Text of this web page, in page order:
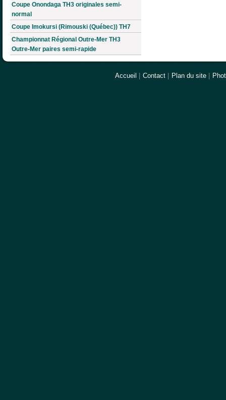
Coupe Onondaga TH3 originales semi-
normal
Coupe Imokursi (Rimouski (Québec)) TH7
Championnat Régional Outre-Mer TH3
Outre-Mer paires semi-rapide
Accueil Contact Plan du site